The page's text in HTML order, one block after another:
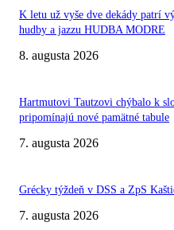
K letu už vyše dve dekády patrí
hudby a jazzu HUDBA MODRE
8. augusta 2026
Hartmutovi Tautzovi chýbalo k
pripomínajú nové pamätné tabule
7. augusta 2026
Grécky týždeň v DSS a ZpS
7. augusta 2026